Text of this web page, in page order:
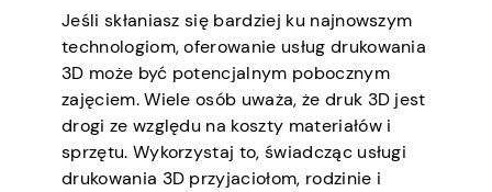
Jeśli skłaniasz się bardziej ku najnowszym
technologiom, oferowanie usług drukowania
3D może być potencjalnym pobocznym
zajęciem. Wiele osób uważa, że druk 3D jest
drogi ze względu na koszty materiałów i
sprzętu. Wykorzystaj to, świadcząc usługi
drukowania 3D przyjaciołom, rodzinie i